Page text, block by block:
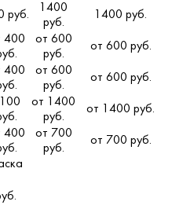
руб.
1400
руб.
1400 руб.
400
от 600
руб.
от 600 руб.
400
от 600
руб.
от 600 руб.
от 1400
руб.
от 1400 руб.
400
от 700
руб.
от 700 руб.